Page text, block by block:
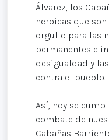
Álvarez, los
heroicas que
orgullo para las
permanentes e
desigualdad y
contra el pueblo.
Así, hoy se
combate de
Cabañas